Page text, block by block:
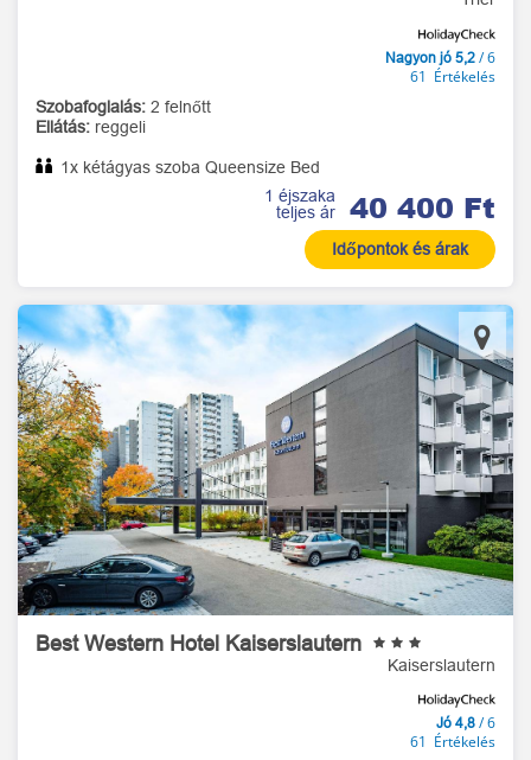
Nagyon jó 5,2 / 6
61 Értékelés
Szobafoglalás: 2 felnőtt
Ellátás: reggeli
1x kétágyas szoba Queensize Bed
1 éjszaka
teljes ár
40 400 Ft
Időpontok és árak
Best Western Hotel Kaiserslautern
Kaiserslautern
Jó 4,8 / 6
61 Értékelés